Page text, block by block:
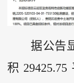
据公告
积